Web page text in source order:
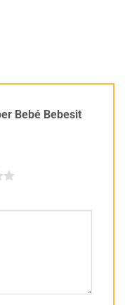
Bebé Bebesit